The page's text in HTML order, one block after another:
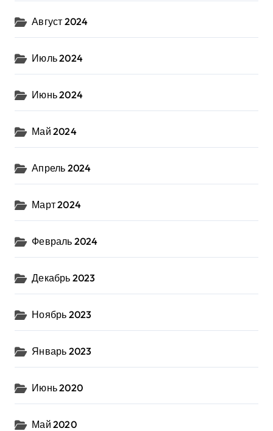
Август 2024
Июль 2024
Июнь 2024
Май 2024
Апрель 2024
Март 2024
Февраль 2024
Декабрь 2023
Ноябрь 2023
Январь 2023
Июнь 2020
Май 2020